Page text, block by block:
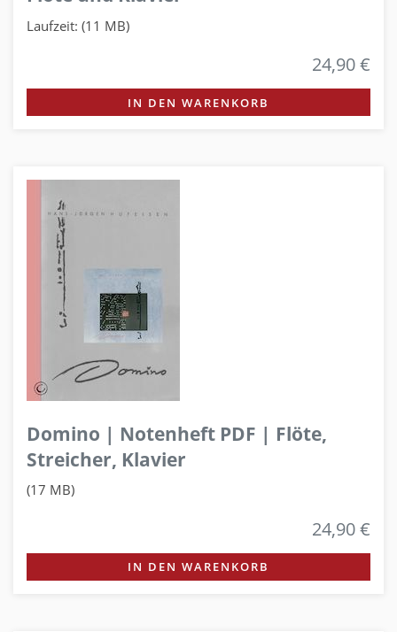
Laufzeit: (11 MB)
24,90 €
IN DEN WARENKORB
Domino | Notenheft PDF | Flöte,
Streicher, Klavier
(17 MB)
24,90 €
IN DEN WARENKORB